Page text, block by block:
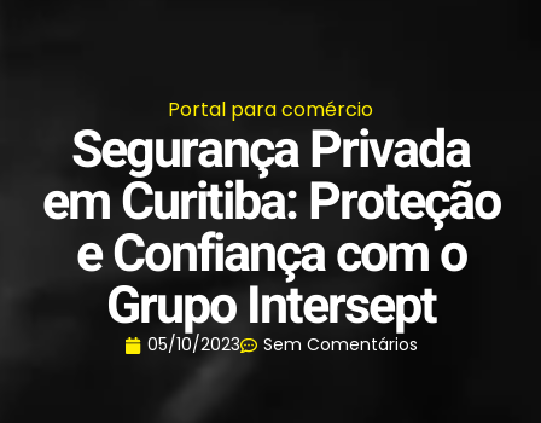
Portal para comércio
Segurança Privada
em Curitiba: Proteção
e Confiança com o
Grupo Intersept
05/10/2023 Sem Comentários